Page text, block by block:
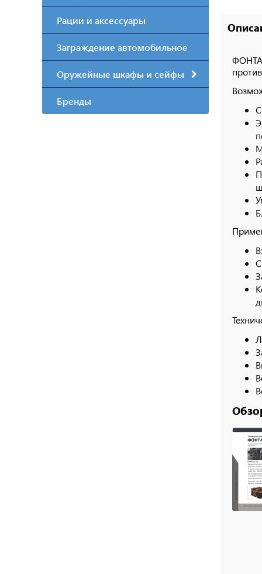
Рации и аксессуары
Заграждение автомобильное
Оружейные шкафы и сейфы
Бренды